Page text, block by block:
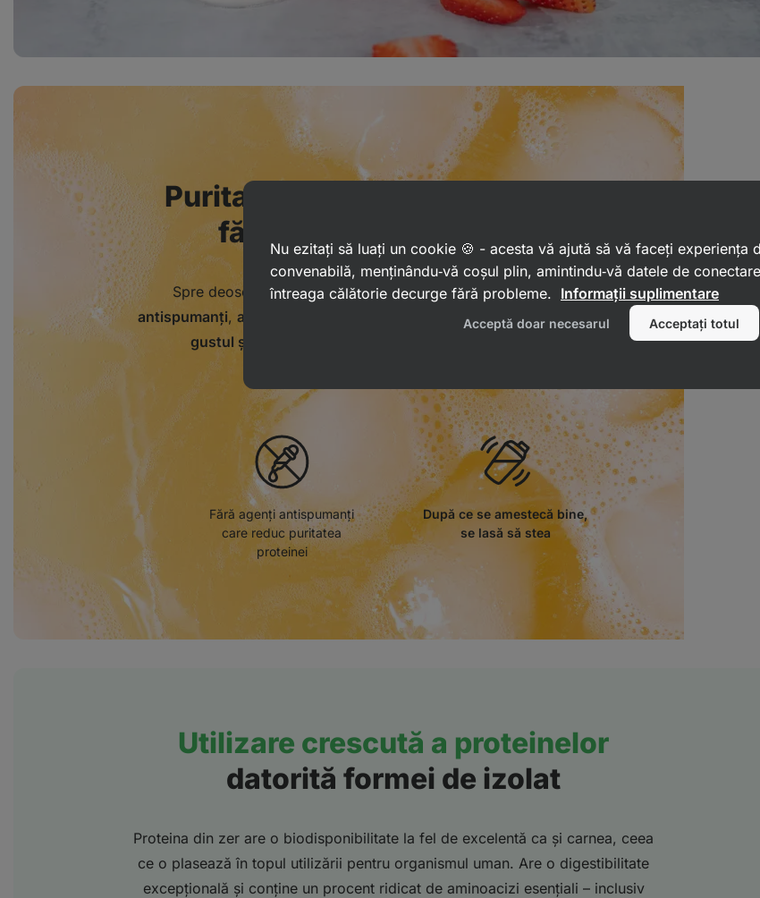
Puritate maximă a ingredientelor
fără agenți de spumare ☑️
Spre deosebire de alte limonade proteice, noi ameliminat agenții
antispumanți, aromele artificiale și coloranții
. Proteina noastră își păstrează
gustul și culoarea autentică
Fără agenți antispumanți
care reduc puritatea
proteinei
După ce se amestecă bine,
se lasă să stea
Utilizare crescută a proteinelor
datorită formei de izolat
Proteina din zer are o biodisponibilitate la fel de excelentă ca și carnea, ceea
ce o plasează în topul utilizării pentru organismul uman. Are o digestibilitate
excepțională și conține un procent ridicat de aminoacizi esențiali – inclusiv
Nu ezitați să luați un cookie 🍪 - acesta vă ajută să vă faceți experiența
convenabilă, menținându‑vă coșul plin, amintindu‑vă datele de
întreaga călătorie decurge fără probleme. Informații suplimentare
Acceptă doar necesarul Acceptați totul